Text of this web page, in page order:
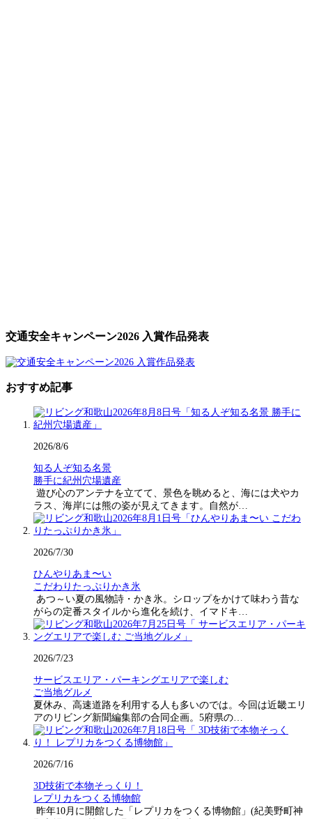
交通安全キャンペーン2026 入賞作品発表
おすすめ記事
2026/8/6
知る人ぞ知る名景
勝手に紀州穴場遺産
遊び心のアンテナを立てて、景色を眺めると、海には犬やカ
ラス、海岸には熊の姿が見えてきます。自然が…
2026/7/30
ひんやりあま〜い
こだわりたっぷりかき氷
あつ～い夏の風物詩・かき氷。シロップをかけて味わう昔な
がらの定番スタイルから進化を続け、イマドキ…
2026/7/23
サービスエリア・パーキングエリアで楽しむ
ご当地グルメ
夏休み、高速道路を利用する人も多いのでは。今回は近畿エリ
アのリビング新聞編集部の合同企画。5府県の…
2026/7/16
3D技術で本物そっくり！
レプリカをつくる博物館
昨年10月に開館した「レプリカをつくる博物館」(紀美野町神